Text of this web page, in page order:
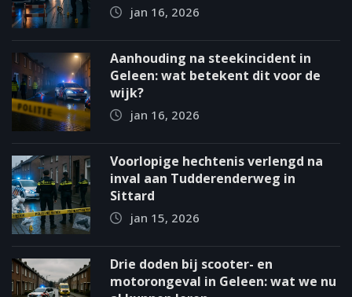
jan 16, 2026
Aanhouding na steekincident in
Geleen: wat betekent dit voor de
wijk?
jan 16, 2026
Voorlopige hechtenis verlengd na
inval aan Tudderenderweg in
Sittard
jan 15, 2026
Drie doden bij scooter- en
motorongeval in Geleen: wat we nu